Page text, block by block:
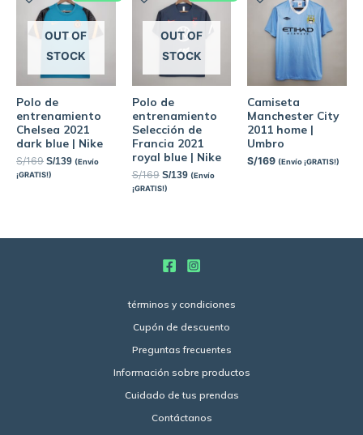
OUT OF
STOCK
Polo de
entrenamiento
Chelsea 2021
dark blue | Nike
S/169 S/139 (Envío
¡GRATIS!)
OUT OF
STOCK
Polo de
entrenamiento
Selección de
Francia 2021
royal blue | Nike
S/169 S/139 (Envío
¡GRATIS!)
Camiseta
Manchester City
2011 home |
Umbro
S/169 (Envío ¡GRATIS!)
términos y condiciones
Cupón de descuento
Preguntas frecuentes
Información sobre productos
Cuidado de tus prendas
Contáctanos